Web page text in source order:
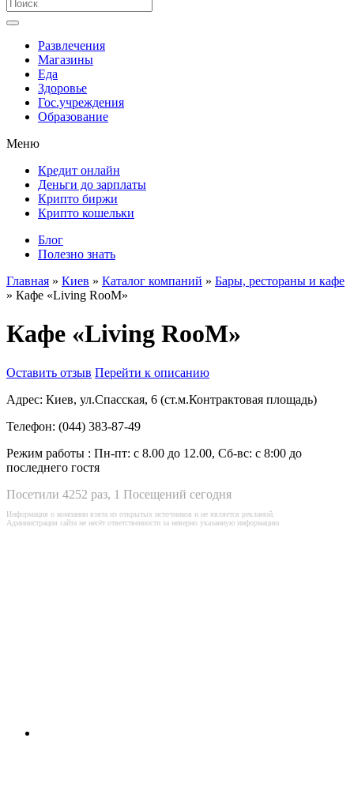
Развлечения
Магазины
Еда
Здоровье
Гос.учреждения
Образование
Меню
Кредит онлайн
Деньги до зарплаты
Крипто биржи
Крипто кошельки
Блог
Полезно знать
Главная » Киев » Каталог компаний » Бары, рестораны и кафе
» Кафе «Living RooM»
Кафе «Living RooM»
Оставить отзыв Перейти к описанию
Адрес: Киев, ул.Спасская, 6 (ст.м.Контрактовая площадь)
Телефон: (044) 383-87-49
Режим работы : Пн-пт: с 8.00 до 12.00, Сб-вс: с 8:00 до
последнего гостя
Посетили 4252 раз, 1 Посещений сегодня
Информация о компании взята из открытых источников и не является рекламой.
Администрация сайта не несёт ответственности за неверно указанную информацию.